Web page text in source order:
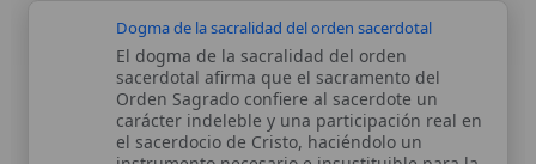
La Orden Agustiniana, también conocida
como Orden de San Agustín o Agustinos, es
una de las principales órdenes religiosas
mendicantes de la Iglesia católica, fundada
en el siglo XIII sobre la base de la regla
monástica atribuida a San Agustín...